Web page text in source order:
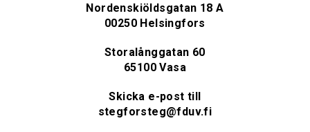
Nordenskiöldsgatan 18 A
00250 Helsingfors
Storalånggatan 60
65100 Vasa
Skicka e-post till
stegforsteg@fduv.fi